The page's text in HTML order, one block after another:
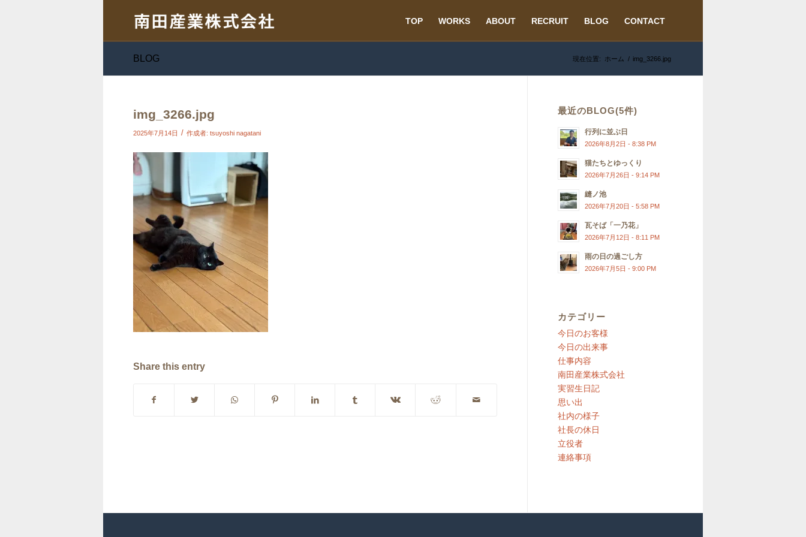
TOP WORKS ABOUT RECRUIT BLOG CONTACT
BLOG 現在位置: ホーム / img_3266.jpg
img_3266.jpg
2025年7月14日 / 作成者: tsuyoshi nagatani
Share this entry
最近のBLOG(5件)
行列に並ぶ日
2026年8月2日 - 8:38 PM
猫たちとゆっくり
2026年7月26日 - 9:14 PM
縫ノ池
2026年7月20日 - 5:58 PM
瓦そば「一乃花」
2026年7月12日 - 8:11 PM
雨の日の過ごし方
2026年7月5日 - 9:00 PM
カテゴリー
今日のお客様
今日の出来事
仕事内容
南田産業株式会社
実習生日記
思い出
社内の様子
社長の休日
立役者
連絡事項